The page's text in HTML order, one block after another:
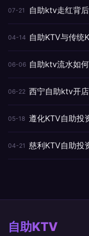
07-21 自助ktv走红背
04-14 自助KTV与传统
06-06 自助ktv流水如
06-22 西宁自助ktv开
05-18 遵化KTV自助投
04-21 慈利KTV自助投
自助KTV